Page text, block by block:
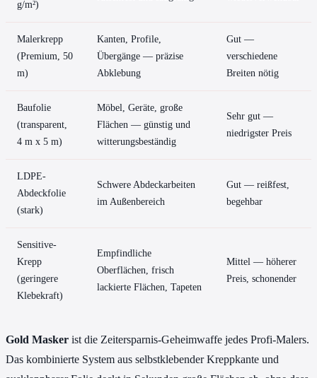
g/m²)
Malerkrepp
(Premium, 50
m)
Kanten, Profile,
Übergänge — präzise
Abklebung
Gut —
verschiedene
Breiten nötig
Baufolie
(transparent,
4 m x 5 m)
Möbel, Geräte, große
Flächen — günstig und
witterungsbeständig
Sehr gut —
niedrigster Preis
LDPE-
Abdeckfolie
(stark)
Schwere Abdeckarbeiten
im Außenbereich
Gut — reißfest,
begehbar
Sensitive-
Krepp
(geringere
Klebekraft)
Empfindliche
Oberflächen, frisch
lackierte Flächen, Tapeten
Mittel — höherer
Preis, schonender
Gold Masker ist die Zeitersparnis-Geheimwaffe jedes Profi-Malers.
Das kombinierte System aus selbstklebender Kreppkante und